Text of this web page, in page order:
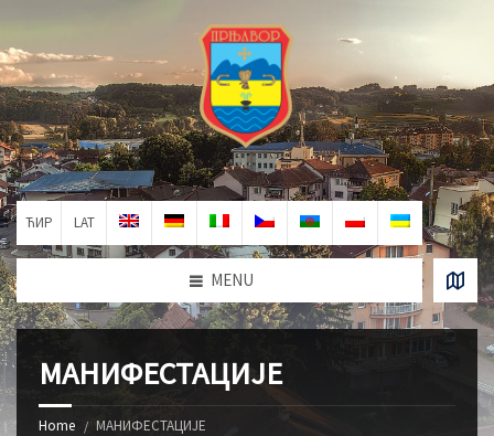
ЋИР LAT
MENU
МАНИФЕСТАЦИЈЕ
Home МАНИФЕСТАЦИЈЕ